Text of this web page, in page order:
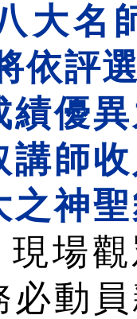
大名
依評
績優
講師
之神
現場
必動